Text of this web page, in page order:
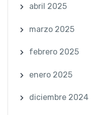
abril 2025
marzo 2025
febrero 2025
enero 2025
diciembre 2024